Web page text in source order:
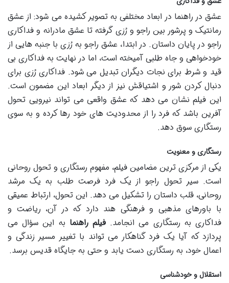
عشق در راهنما در ابعاد مختلفی به تصویر کشیده می شود: از عشق
رمانتیک و پرشور بین راجو و رُزی گرفته تا عشق مادرانه و فداکاری
راجو در پایان داستان. در ابتدا، عشق راجو به رُزی با جنبه هایی از
خودخواهی و جاه طلبی آمیخته است، اما در نهایت به فداکاری بی
قید و شرط برای نجات دیگران تبدیل می شود. فداکاری رُزی برای
دنبال کردن شور و اشتیاقش نیز از دیگر ابعاد این مضمون است.
این فیلم نشان می دهد که عشق واقعی می تواند نیرویی تحول
آفرین باشد که فرد را از محدودیت های خود رها کرده و به سوی
رستگاری سوق دهد.
رستگاری و معنویت
یکی از مرکزی ترین مضامین فیلم، مفهوم رستگاری و تحول روحانی
است. سیر تحول راجو از یک فرد فرصت طلب به یک مرشد
روحانی، قلب داستان را تشکیل می دهد. این تحول، ارتباط عمیقی
با باورهای مذهبی و فرهنگی هند دارد که در آن، ریاضت و
فداکاری به رستگاری می انجامد.فیلم راهنما به این سؤال می
پردازد که آیا یک فرد گناهکار می تواند با تغییر مسیر زندگی و
اعمال خود، به رستگاری دست یابد و حتی به جایگاه قدیس برسد.
استقلال و خودشناسی